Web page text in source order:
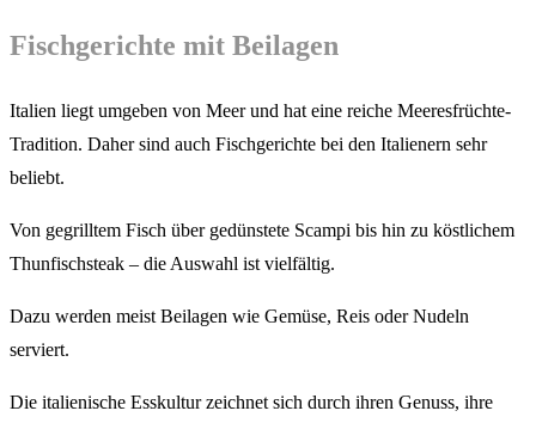
Fischgerichte mit Beilagen
Italien liegt umgeben von Meer und hat eine reiche Meeresfrüchte-
Tradition. Daher sind auch Fischgerichte bei den Italienern sehr
beliebt.
Von gegrilltem Fisch über gedünstete Scampi bis hin zu köstlichem
Thunfischsteak – die Auswahl ist vielfältig.
Dazu werden meist Beilagen wie Gemüse, Reis oder Nudeln
serviert.
Die italienische Esskultur zeichnet sich durch ihren Genuss, ihre